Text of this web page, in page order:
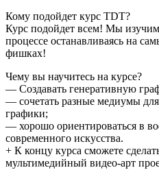
Кому подойдет курс TDT?
Курс подойдет всем! Мы
процессе останавливаясь на
фишках!
Чему вы научитесь на курсе?
— Создавать генеративную
— сочетать разные медиумы
графики;
— хорошо ориентироваться в
современного искусства.
+ К концу курса сможете
мультимедийный видео-арт